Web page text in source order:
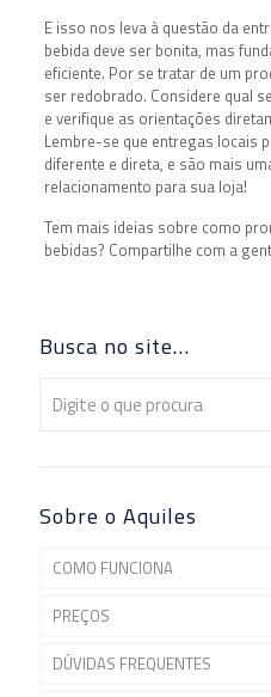
E isso nos leva à questão da
bebida deve ser bonita, mas
eficiente. Por se tratar de um
ser redobrado. Considere qual
e verifique as orientações
Lembre-se que entregas locais
diferente e direta, e são mais
relacionamento para sua loja!
Tem mais ideias sobre como
bebidas? Compartilhe com a
Busca no site…
Sobre o Aquiles
COMO FUNCIONA
PREÇOS
DÚVIDAS FREQUENTES